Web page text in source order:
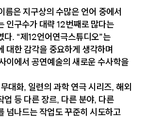
름은 지구상의 수많은 언어 중에서
인구수가 대략 12번째로 많다는
다. “제12언어연극스튜디오”는
대한 감각을 중요하게 생각하며
이에서 공연예술의 새로운 수사학을
대화, 일련의 과학 연극 시리즈, 해외
업 등 다른 장르, 다른 분야, 다른
넘나드는 작업도 꾸준히 시도하고